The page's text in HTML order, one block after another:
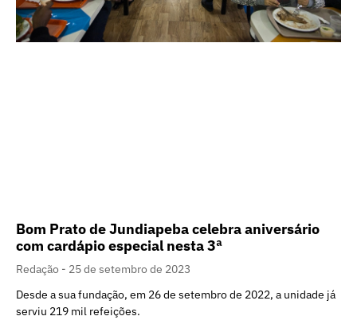
Bom Prato de Jundiapeba celebra aniversário
com cardápio especial nesta 3ª
Redação
25 de setembro de 2023
Desde a sua fundação, em 26 de setembro de 2022, a unidade já
serviu 219 mil refeições.